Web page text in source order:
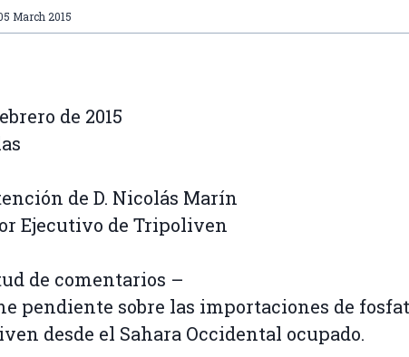
March 2015
de 2015
de D. Nicolás Marín
Ejecutivo de Tripoliven
de comentarios –
pendiente sobre las importaciones de
desde el Sahara Occidental ocupado.